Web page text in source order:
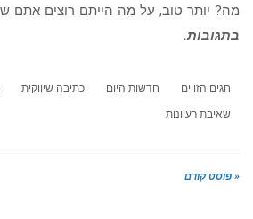
מה? יותר טוב, על מה הייתם רוצים אתם
בתגובות.
חגים הזויים חדשות היום כתיבה שיווקית
שאיבת רעיונות
« פוסט קודם